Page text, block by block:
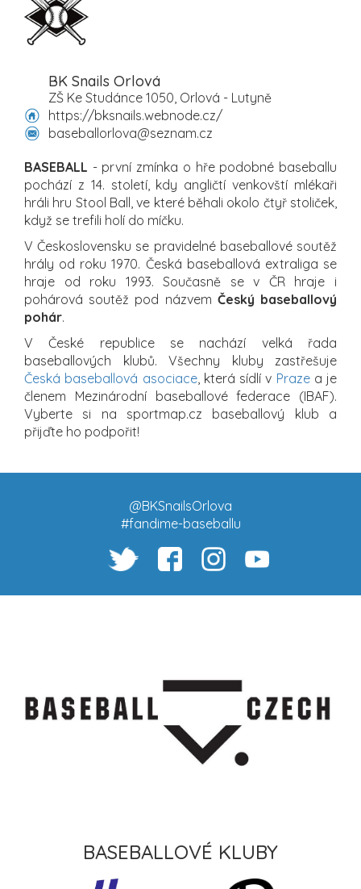
BK Snails Orlová
ZŠ Ke Studánce 1050, Orlová - Lutyně
https://bksnails.webnode.cz/
baseballorlova@seznam.cz
BASEBALL - první zmínka o hře podobné baseballu
pochází z 14. století, kdy angličtí venkovští mlékaři
hráli hru Stool Ball, ve které běhali okolo čtyř stoliček,
když se trefili holí do míčku.
V Československu se pravidelné baseballové soutěž
hrály od roku 1970. Česká baseballová extraliga se
hraje od roku 1993. Současně se v ČR hraje i
pohárová soutěž pod názvem Český baseballový
pohár.
V České republice se nachází velká řada
baseballových klubů. Všechny kluby zastřešuje
Česká baseballová asociace, která sídlí v Prazea je
členem Mezinárodní baseballové federace (IBAF).
Vyberte si na sportmap.cz baseballový klub a
přijďte ho podpořit!
@BKSnailsOrlova
#fandime-baseballu
BASEBALLOVÉ KLUBY